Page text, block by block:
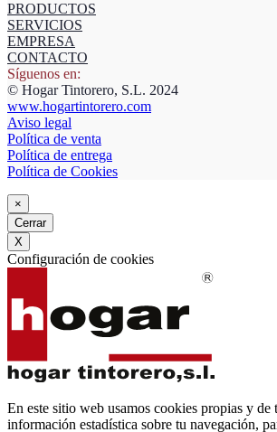
PRODUCTOS
SERVICIOS
EMPRESA
CONTACTO
Síguenos en:
© Hogar Tintorero, S.L. 2024
www.hogartintorero.com
Aviso legal
Política de venta
Política de entrega
Política de Cookies
×
Cerrar
X
Configuración de cookies
En este sitio web usamos cookies propias y de
información estadística sobre tu navegación,